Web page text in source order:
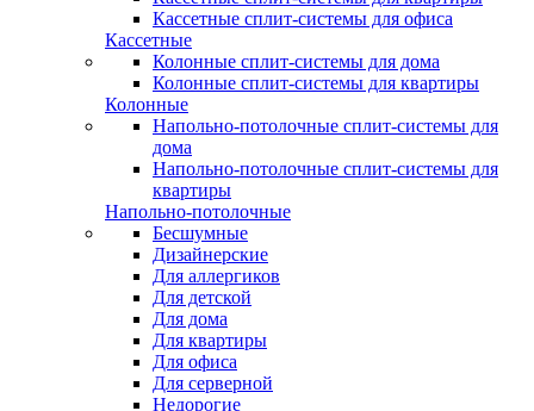
Кассетные сплит-системы для офиса
Кассетные
Колонные сплит-системы для дома
Колонные сплит-системы для квартиры
Колонные
Напольно-потолочные сплит-системы для
дома
Напольно-потолочные сплит-системы для
квартиры
Напольно-потолочные
Бесшумные
Дизайнерские
Для аллергиков
Для детской
Для дома
Для квартиры
Для офиса
Для серверной
Недорогие